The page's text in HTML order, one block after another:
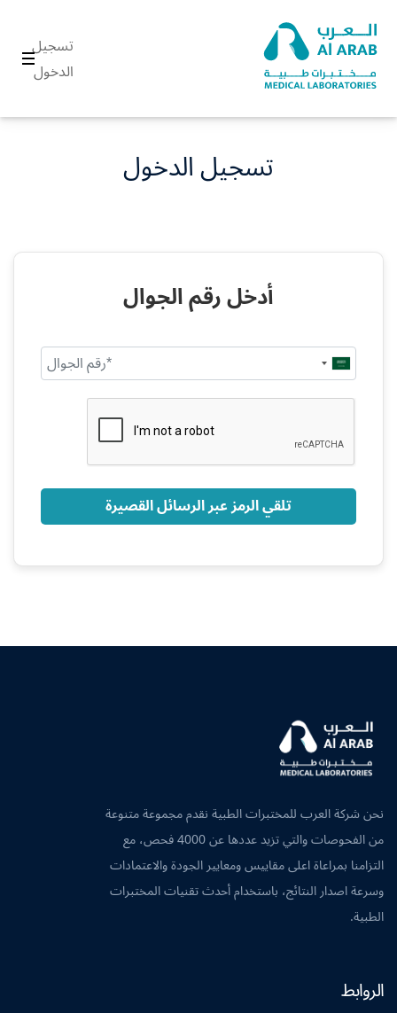
تسجيل
الدخول
تسجيل الدخول
أدخل رقم الجوال
Saudi
Arabia
تلقي الرمز عبر الرسائل القصيرة
نحن شركة العرب للمختبرات الطبية نقدم مجموعة متنوعة
من الفحوصات والتي تزيد عددها عن 4000 فحص، مع
التزامنا بمراعاة اعلى مقاييس ومعايير الجودة والاعتمادات
وسرعة اصدار النتائج، باستخدام أحدث تقنيات المختبرات
الطبية.
الروابط